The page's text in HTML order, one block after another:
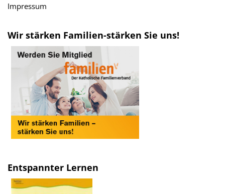
Impressum
Wir stärken Familien-stärken Sie uns!
Entspannter Lernen